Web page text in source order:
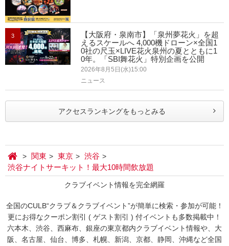
3
【大阪府・泉南市】「泉州夢花火」を超
えるスケールへ 4,000機ドローン×全国1
0社の尺玉×LIVE花火泉州の夏とともに1
0年。「SBI舞花火」特別企画を公開
2026年8月5日(水)15:00
ニュース
アクセスランキングをもっとみる
関東 東京
渋谷
渋谷ナイトサーキット！最大10時間飲放題
クラブイベント情報を完全網羅
全国のCULB“クラブ＆クラブイベント”が簡単に検索・参加が可能！
更にお得なクーポン割引 ( ゲスト割引 ) 付イベントも多数掲載中！
六本木、渋谷、西麻布、銀座の東京都内クラブイベント情報や、大
阪、名古屋、仙台、博多、札幌、新潟、京都、静岡、沖縄など全国